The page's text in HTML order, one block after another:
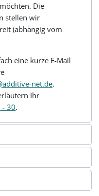
Die
stellen wir
(abhängig vom
eine kurze E-Mail
net.de.
Ihr
- 30.